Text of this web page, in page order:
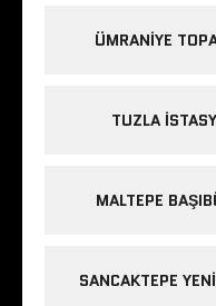
ÜMRANIYE
TUZLA
MALTEPE
SANCAKTEPE